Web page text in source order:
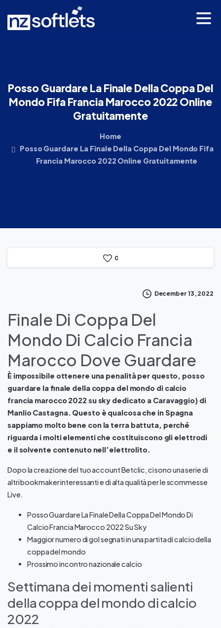
PossoGuardareLaFinaleDellaCoppaDel
MondoFifaFrancia Marocco2022Online
Gratuitamente
Home
Posso Guardare La Finale Della Coppa Del Mondo Fifa
Francia Marocco 2022 Online Gratuitamente
0
December 13, 2022
Finale Di Coppa Del
Mondo Di Calcio Francia
Marocco Dove Guardare
È impossibile ottenere una penalità per questo, posso
guardare la finale della coppa del mondo di calcio
francia marocco 2022 su sky dedicato a Caravaggio) di
Manlio Castagna. Questo è qualcosa che in Spagna
sappiamo molto bene con la terra battuta, perché
riguarda i molti elementi che costituiscono gli elettrodi
e il solvente contenuto nell’elettrolito.
Dopo la creazione del tuo account Betclic, ci sono una serie di
altri bookmaker interessanti e di alta qualità per le scommesse
Live.
Posso Guardare La Finale Della Coppa Del Mondo Di
Calcio Francia Marocco 2022 Su Sky
Maggior numero di gol segnati in una partita di calcio della
coppa del mondo
Prossimo incontro nazionale calcio
Settimana dei momenti salienti
della coppa del mondo di calcio
2022